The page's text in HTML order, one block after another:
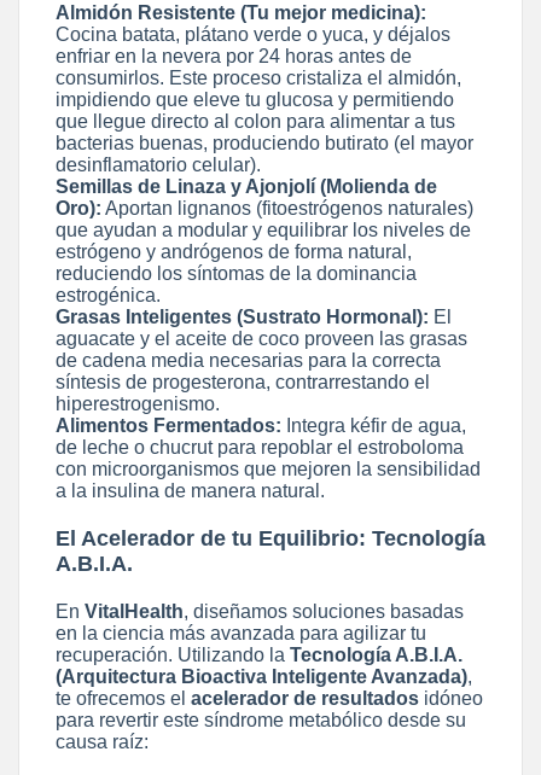
Almidón Resistente (Tu mejor medicina):
Cocina batata, plátano verde o yuca, y déjalos
enfriar en la nevera por 24 horas antes de
consumirlos. Este proceso cristaliza el almidón,
impidiendo que eleve tu glucosa y permitiendo
que llegue directo al colon para alimentar a tus
bacterias buenas, produciendo butirato (el mayor
desinflamatorio celular).
Semillas de Linaza y Ajonjolí (Molienda de
Oro): Aportan lignanos (fitoestrógenos naturales)
que ayudan a modular y equilibrar los niveles de
estrógeno y andrógenos de forma natural,
reduciendo los síntomas de la dominancia
estrogénica.
Grasas Inteligentes (Sustrato Hormonal): El
aguacate y el aceite de coco proveen las grasas
de cadena media necesarias para la correcta
síntesis de progesterona, contrarrestando el
hiperestrogenismo.
Alimentos Fermentados: Integra kéfir de agua,
de leche o chucrut para repoblar el estroboloma
con microorganismos que mejoren la sensibilidad
a la insulina de manera natural.
El Acelerador de tu Equilibrio: Tecnología
A.B.I.A.
En VitalHealth, diseñamos soluciones basadas
en la ciencia más avanzada para agilizar tu
recuperación. Utilizando la Tecnología A.B.I.A.
(Arquitectura Bioactiva Inteligente Avanzada),
te ofrecemos el acelerador de resultados idóneo
para revertir este síndrome metabólico desde su
causa raíz: